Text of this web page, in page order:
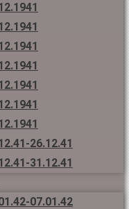
26.12.41
31.12.41
07.01.42